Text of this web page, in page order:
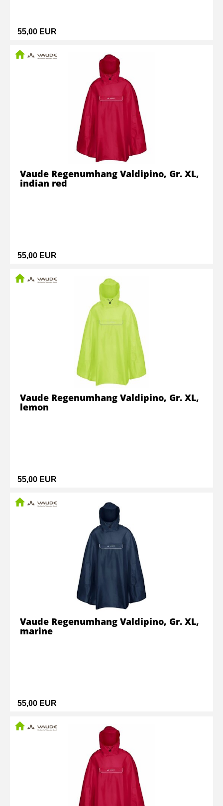
55,00 EUR
55,00 EUR
Vaude Regenumhang Valdipino, Gr. XL,
indian red
55,00 EUR
Vaude Regenumhang Valdipino, Gr. XL,
lemon
55,00 EUR
Vaude Regenumhang Valdipino, Gr. XL,
marine